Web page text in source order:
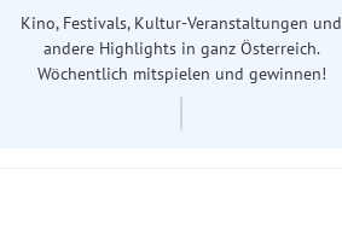
Kino, Festivals, Kultur-Veranstaltungen und
andere Highlights in ganz Österreich.
Wöchentlich mitspielen und gewinnen!